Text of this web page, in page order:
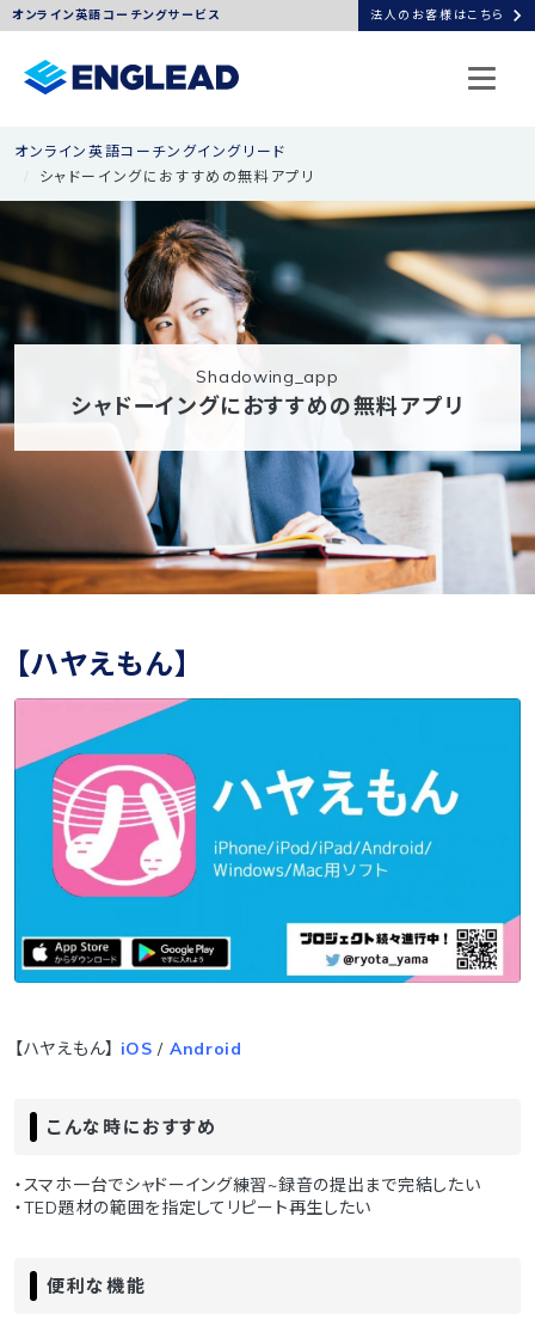
オンライン英語コーチングサービス 法人のお客様はこちら chevron_right
オンライン英語コーチングイングリード
シャドーイングにおすすめの無料アプリ
shadowing_app
シャドーイングにおすすめの無料アプリ
【ハヤえもん】
【ハヤえもん】 iOS / Android
こんな時におすすめ
・スマホ一台でシャドーイング練習~録音の提出まで完結したい
・TED題材の範囲を指定してリピート再生したい
便利な機能